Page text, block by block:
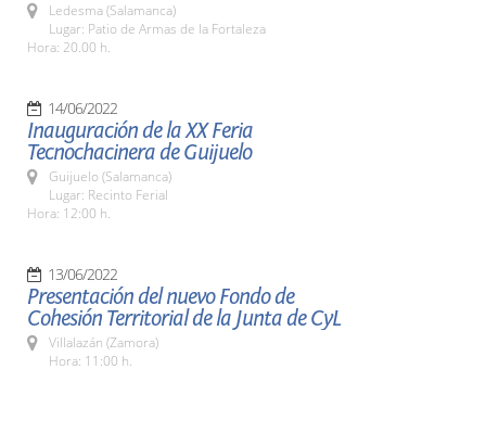
Ledesma (Salamanca)
Lugar: Patio de Armas de la Fortaleza
Hora: 20.00 h.
14/06/2022
Inauguración de la XX Feria
Tecnochacinera de Guijuelo
Guijuelo (Salamanca)
Lugar: Recinto Ferial
Hora: 12:00 h.
13/06/2022
Presentación del nuevo Fondo de
Cohesión Territorial de la Junta de CyL
Villalazán (Zamora)
Hora: 11:00 h.